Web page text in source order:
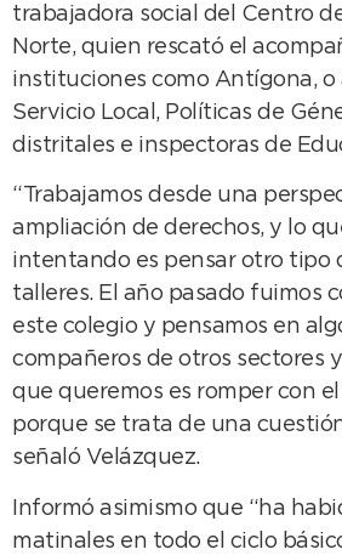
trabajadora social del Centro
Norte, quien rescató el
instituciones como Antígona, o
Servicio Local, Políticas de
distritales e inspectoras de
“Trabajamos desde una
ampliación de derechos, y lo
intentando es pensar otro tipo
talleres. El año pasado fuimos
este colegio y pensamos en
compañeros de otros sectores
que queremos es romper con
porque se trata de una
señaló Velázquez.
Informó asimismo que “ha
matinales en todo el ciclo